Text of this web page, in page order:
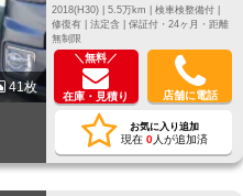
41枚
2018(H30) |
5.5万km |
検車検整備付 |
修復有 | 法定含 | 保証付・24ヶ月・距離
無制限
＼無料／
在庫・見積り 店舗に電話
お気に入り追加
現在 0人が追加済